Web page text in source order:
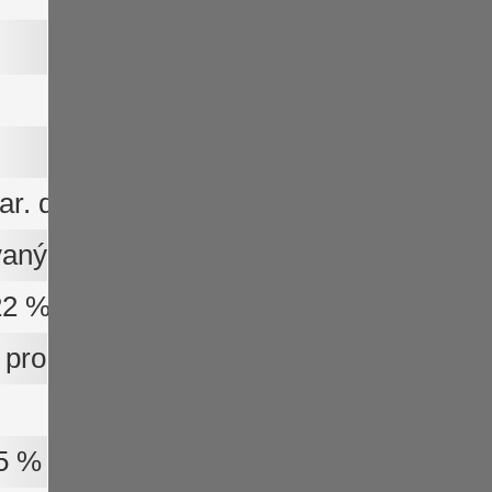
dulcis, grepový extrakt Citrus
pro 50 % chlorogenové kyseliny -
% kofein)
15 % salicin)
synefrin)